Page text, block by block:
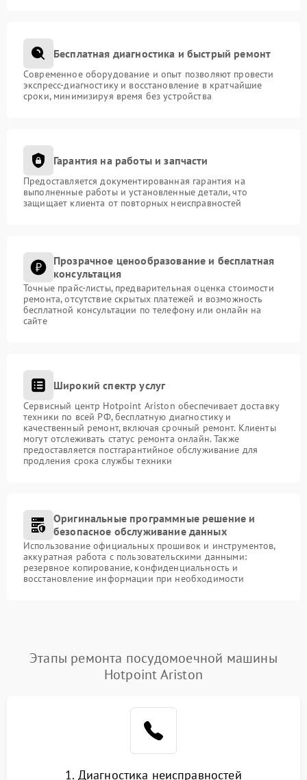
Бесплатная диагностика и быстрый ремонт
Современное оборудование и опыт позволяют провести
экспресс-диагностику и восстановление в кратчайшие
сроки, минимизируя время без устройства
Гарантия на работы и запчасти
Предоставляется документированная гарантия на
выполненные работы и установленные детали, что
защищает клиента от повторных неисправностей
Прозрачное ценообразование и бесплатная
консультация
Точные прайс-листы, предварительная оценка стоимости
ремонта, отсутствие скрытых платежей и возможность
бесплатной консультации по телефону или онлайн на
сайте
Широкий спектр услуг
Сервисный центр Hotpoint Ariston обеспечивает доставку
техники по всей РФ, бесплатную диагностику и
качественный ремонт, включая срочный ремонт. Клиенты
могут отслеживать статус ремонта онлайн. Также
предоставляется постгарантийное обслуживание для
продления срока службы техники
Оригинальные программные решение и
безопасное обслуживание данных
Использование официальных прошивок и инструментов,
аккуратная работа с пользовательскими данными:
резервное копирование, конфиденциальность и
восстановление информации при необходимости
Этапы ремонта посудомоечной машины
Hotpoint Ariston
1. Диагностика неисправностей